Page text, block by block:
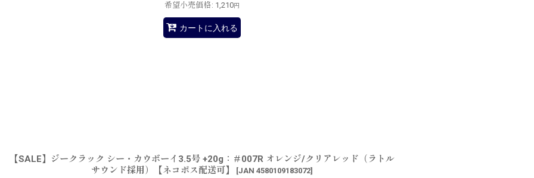
希望小売価格: 1,210円
カートに入れる
【SALE】ジークラック シー・カウボーイ3.5号 +20g：＃007R オレンジ/クリアレッド（ラトル
サウンド採用）【ネコポス配送可】
[JAN 4580109183072]